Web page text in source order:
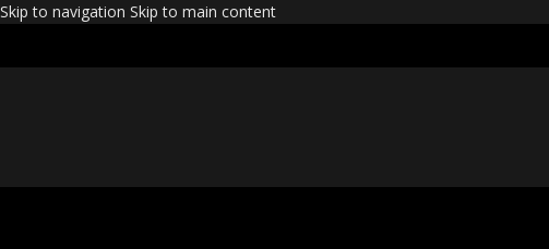
Skip to navigation Skip to main content